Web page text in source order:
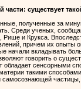
части: существует
полученные за
Среди ученых,
Рише и Крукса.
причем их опыты
начали вкладывать
говорить о
обладает сенсорными
такими
самосознающей